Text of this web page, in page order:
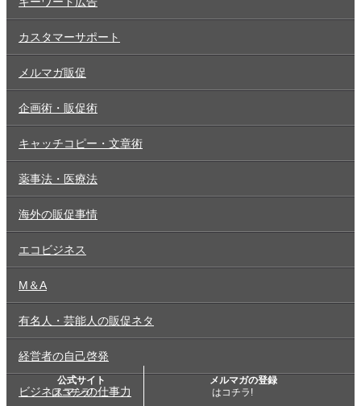
カスタマーサポート
メルマガ販促
企画術・販促術
キャッチコピー・文章術
薬事法・医療法
海外の販促事情
エコビジネス
M＆A
有名人・芸能人の販促ネタ
経営者の自己啓発
ビジネスマンの仕事力
公式サイト
はコチラ!
メルマガの登録
はコチラ!